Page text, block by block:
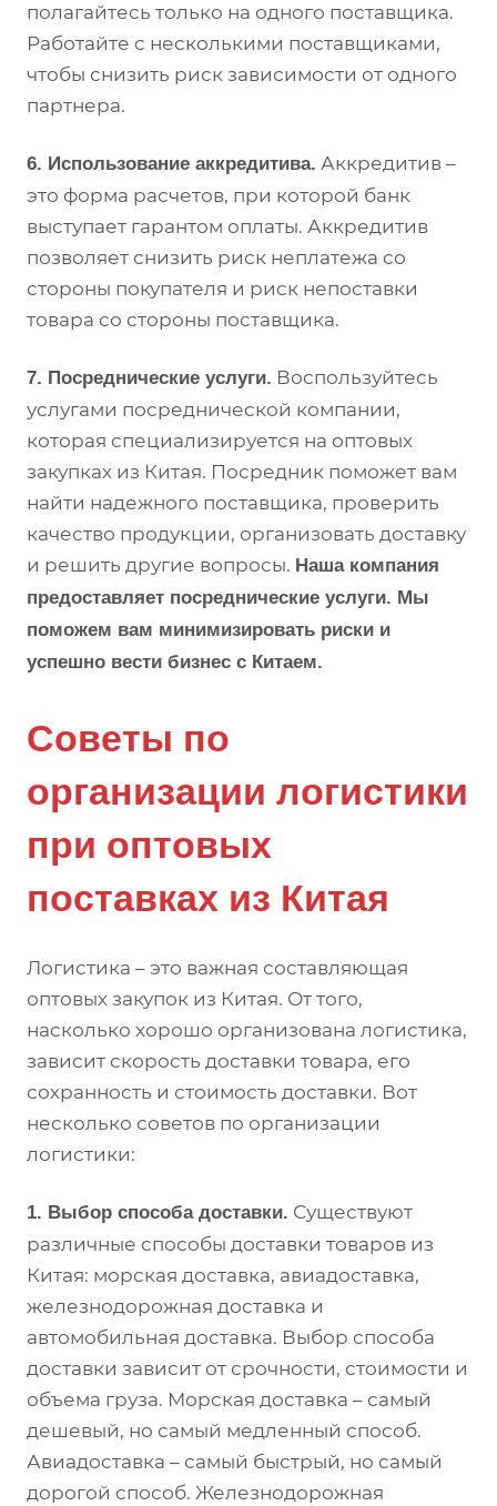
полагайтесь только на одного поставщика.
Работайте с несколькими поставщиками,
чтобы снизить риск зависимости от одного
партнера.
6. Использование аккредитива. Аккредитив –
это форма расчетов, при которой банк
выступает гарантом оплаты. Аккредитив
позволяет снизить риск неплатежа со
стороны покупателя и риск непоставки
товара со стороны поставщика.
7. Посреднические услуги. Воспользуйтесь
услугами посреднической компании,
которая специализируется на оптовых
закупках из Китая. Посредник поможет вам
найти надежного поставщика, проверить
качество продукции, организовать доставку
и решить другие вопросы. Наша компания
предоставляет посреднические услуги. Мы
поможем вам минимизировать риски и
успешно вести бизнес с Китаем.
Советы по
организации логистики
при оптовых
поставках из Китая
Логистика – это важная составляющая
оптовых закупок из Китая. От того,
насколько хорошо организована логистика,
зависит скорость доставки товара, его
сохранность и стоимость доставки. Вот
несколько советов по организации
логистики:
1. Выбор способа доставки. Существуют
различные способы доставки товаров из
Китая: морская доставка, авиадоставка,
железнодорожная доставка и
автомобильная доставка. Выбор способа
доставки зависит от срочности, стоимости и
объема груза. Морская доставка – самый
дешевый, но самый медленный способ.
Авиадоставка – самый быстрый, но самый
дорогой способ. Железнодорожная